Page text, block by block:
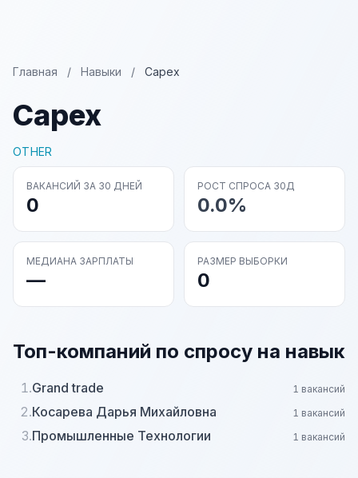
Главная / Навыки / Capex
Capex
OTHER
ВАКАНСИЙ ЗА 30 ДНЕЙ
0
РОСТ СПРОСА 30Д
0.0%
МЕДИАНА ЗАРПЛАТЫ
—
РАЗМЕР ВЫБОРКИ
0
Топ-компаний по спросу на навык
1.Grand trade 1 вакансий
2.Косарева Дарья Михайловна 1 вакансий
3.Промышленные Технологии 1 вакансий